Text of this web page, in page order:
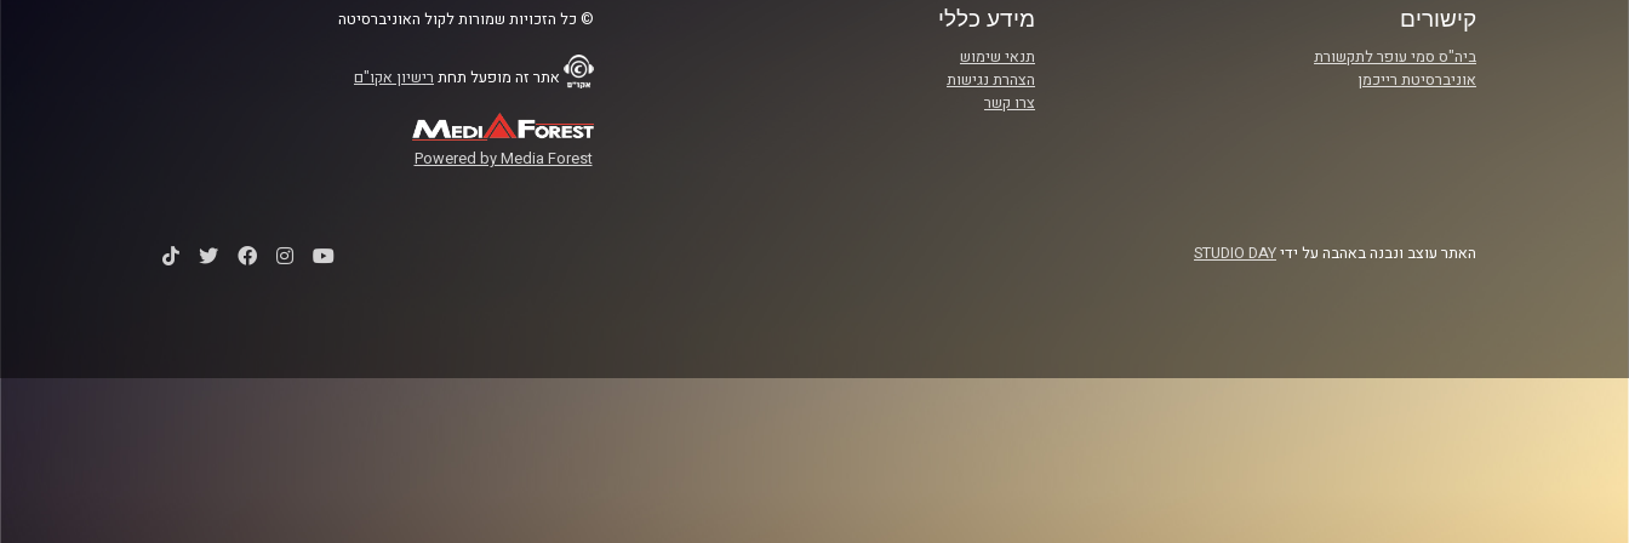
קישורים
ביה"ס סמי עופר לתקשורת
אוניברסיטת רייכמן
מידע כללי
תנאי שימוש
הצהרת נגישות
צרו קשר
© כל הזכויות שמורות לקול האוניברסיטה
אתר זה מופעל תחת רישיון אקו"ם
Powered by Media Forest
האתר עוצב ונבנה באהבה על ידיSTUDIO DAY